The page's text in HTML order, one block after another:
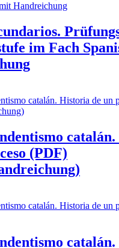
im Fach
(PDF)